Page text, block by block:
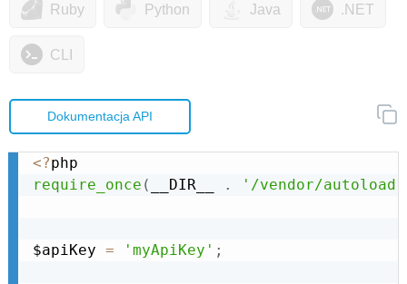
Ruby Python Java .NET
CLI
Dokumentacja API
<?
require_once ( __DIR__ . '/vendor/
$apiKey = 'myApiKey' ;